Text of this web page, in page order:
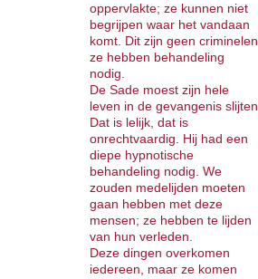
oppervlakte; ze kunnen niet
begrijpen waar het vandaan
komt. Dit zijn geen
ze hebben behandeling
nodig.
De Sade moest zijn hele
leven in de gevangenis
Dat is lelijk, dat is
onrechtvaardig. Hij had een
diepe hypnotische
behandeling nodig. We
zouden medelijden moeten
gaan hebben met deze
mensen; ze hebben te lijden
van hun verleden.
Deze dingen overkomen
iedereen, maar ze komen